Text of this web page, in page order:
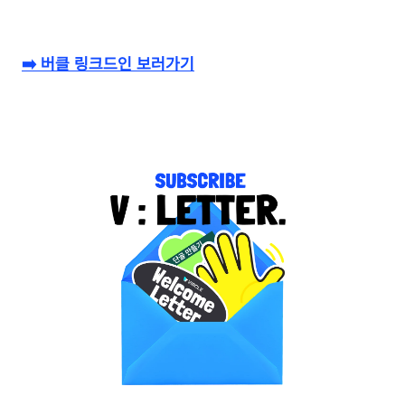
➡️ 버클 링크드인 보러가기